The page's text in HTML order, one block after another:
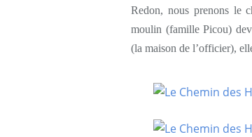
Redon, nous prenons le
moulin (famille Picou)
(la maison de l’officier),